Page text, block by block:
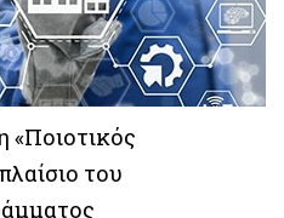
του